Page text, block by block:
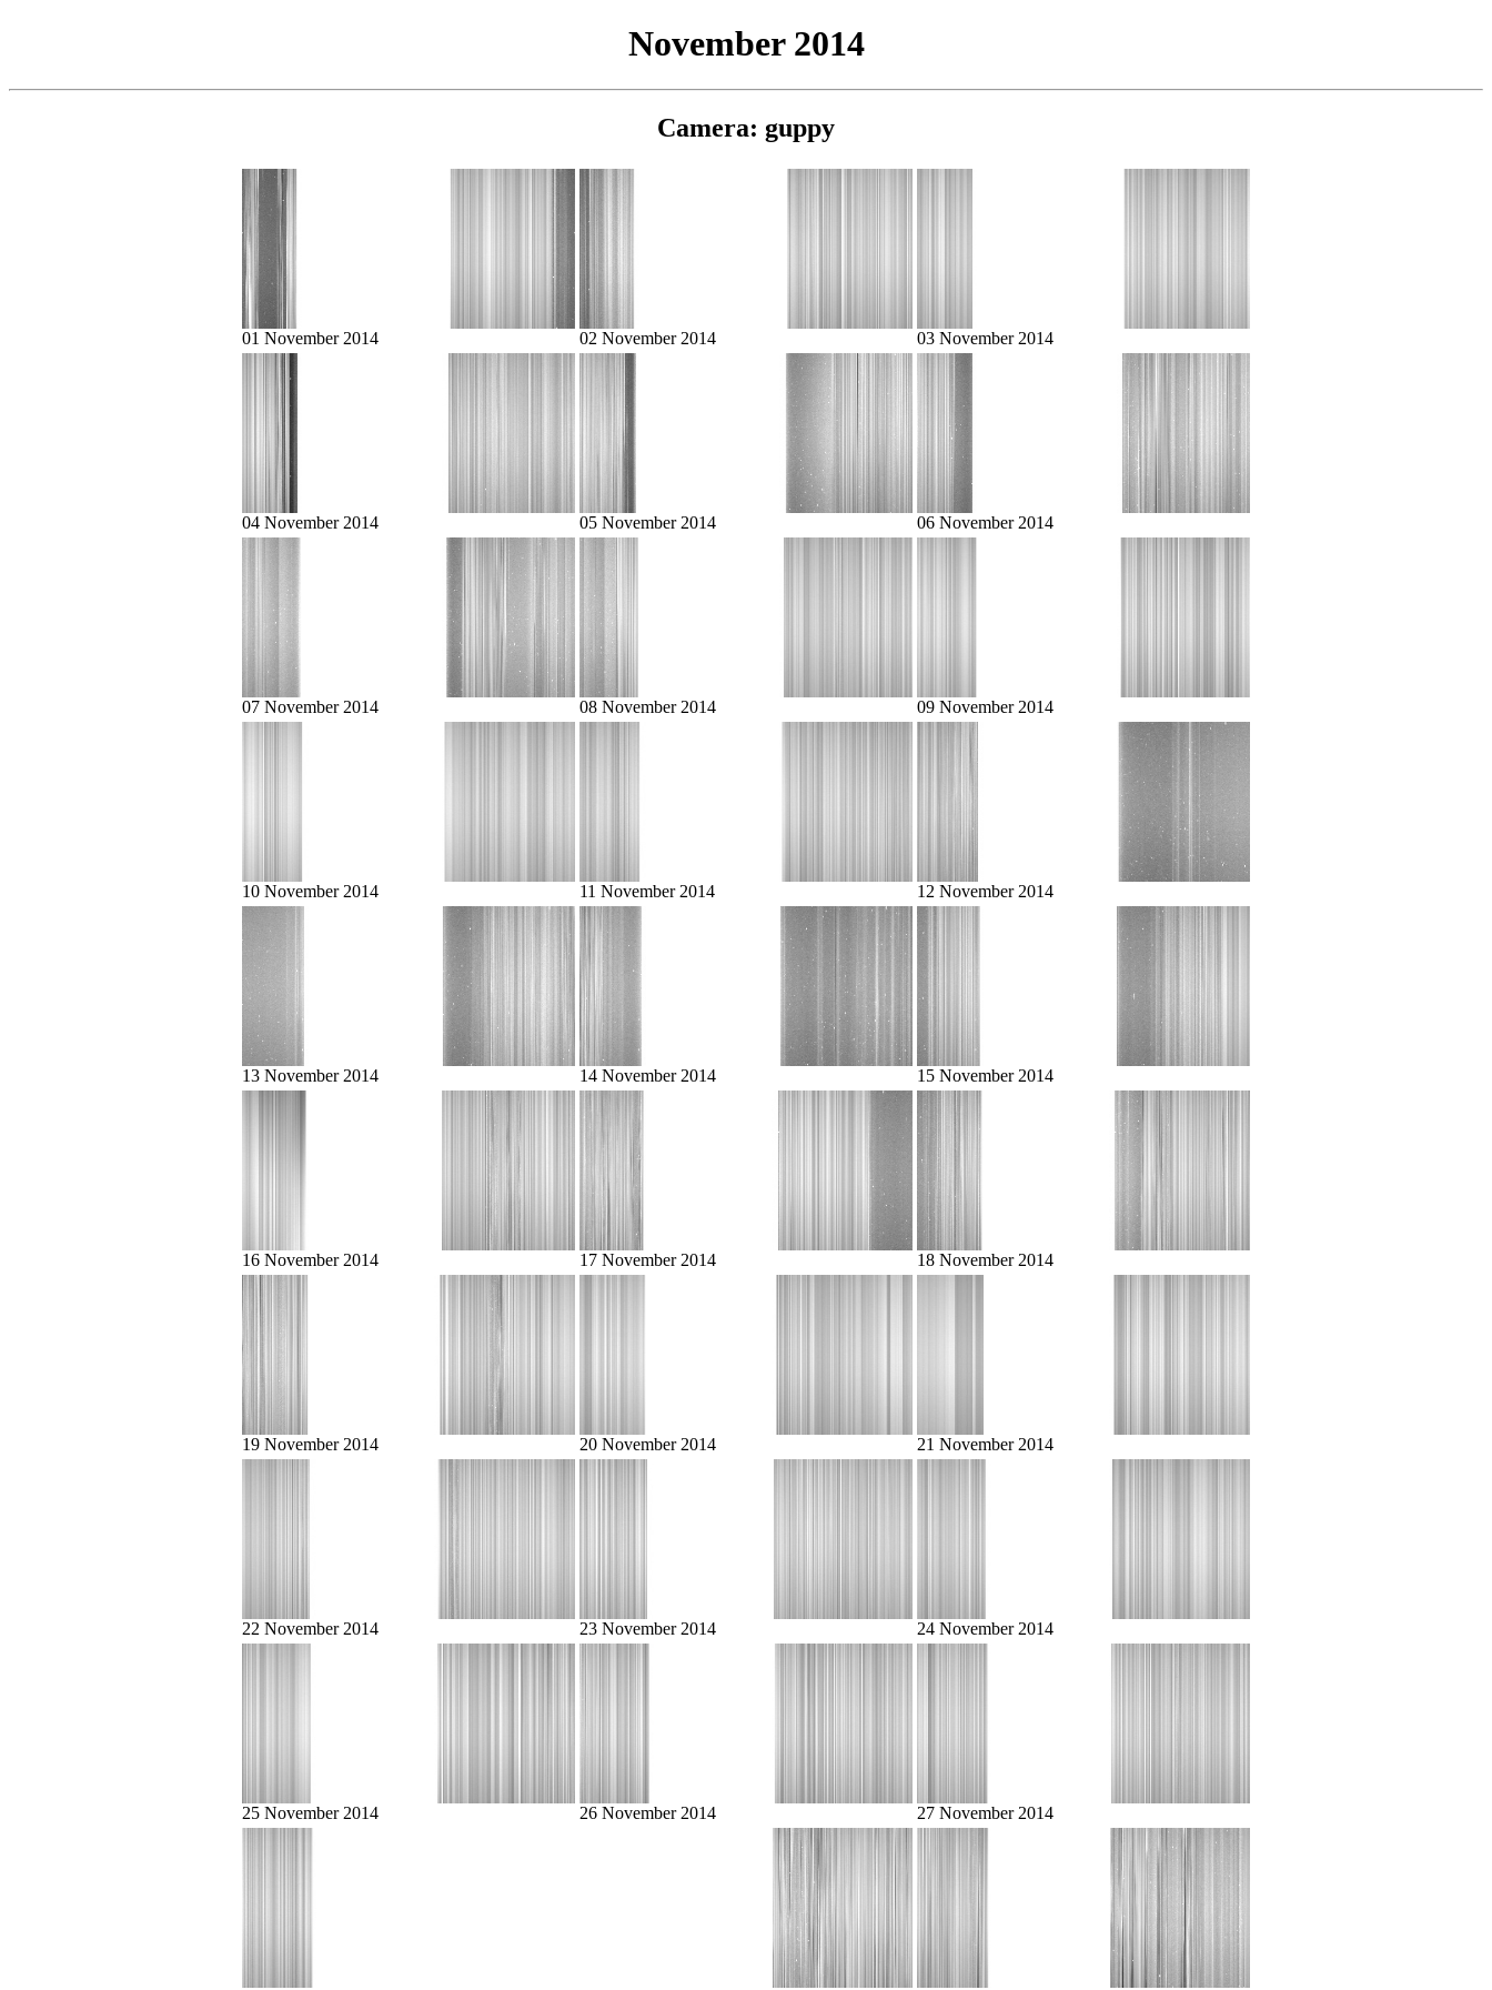
November 2014
Camera: guppy
01 November 2014 02 November 2014 03 November 2014
04 November 2014 05 November 2014 06 November 2014
07 November 2014 08 November 2014 09 November 2014
10 November 2014 11 November 2014 12 November 2014
13 November 2014 14 November 2014 15 November 2014
16 November 2014 17 November 2014 18 November 2014
19 November 2014 20 November 2014 21 November 2014
22 November 2014 23 November 2014 24 November 2014
25 November 2014 26 November 2014 27 November 2014